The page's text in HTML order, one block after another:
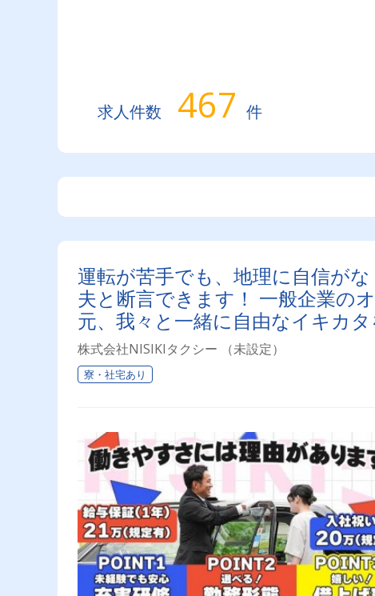
求人件数 467 件
運転が苦手でも、地理に自信が
夫と断言できます！ 一般企業の
元、我々と一緒に自由なイキカ
広電寺町駅！観光需要の高いエ
株式会社NISIKIタクシー （未設定）
寮・社宅あり